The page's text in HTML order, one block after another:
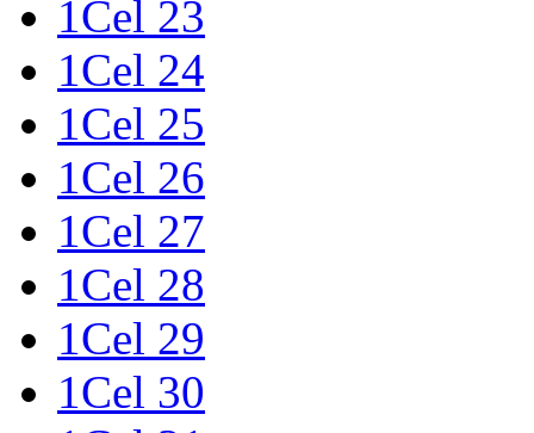
1Cel 23
1Cel 24
1Cel 25
1Cel 26
1Cel 27
1Cel 28
1Cel 29
1Cel 30